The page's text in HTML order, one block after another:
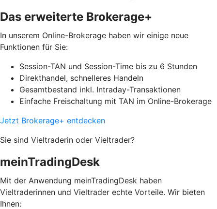
Das erweiterte Brokerage+
In unserem Online-Brokerage haben wir einige neue
Funktionen für Sie:
Session-TAN und Session-Time bis zu 6 Stunden
Direkthandel, schnelleres Handeln
Gesamtbestand inkl. Intraday-Transaktionen
Einfache Freischaltung mit TAN im Online-Brokerage
Jetzt Brokerage+ entdecken
Sie sind Vieltraderin oder Vieltrader?
meinTradingDesk
Mit der Anwendung meinTradingDesk haben
Vieltraderinnen und Vieltrader echte Vorteile. Wir bieten
Ihnen: